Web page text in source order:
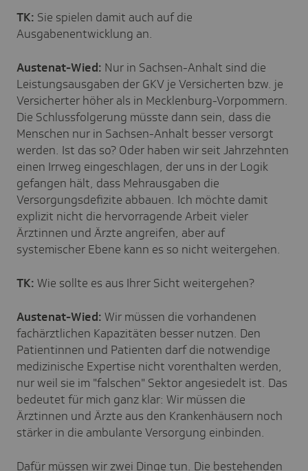
TK: Sie spielen damit auch auf die
Ausgabenentwicklung an.
Austenat-Wied: Nur in Sachsen-Anhalt sind die
Leistungsausgaben der GKV je Versicherten bzw. je
Versicherter höher als in Mecklenburg-Vorpommern.
Die Schlussfolgerung müsste dann sein, dass die
Menschen nur in Sachsen-Anhalt besser versorgt
werden. Ist das so? Oder haben wir seit Jahrzehnten
einen Irrweg eingeschlagen, der uns in der Logik
gefangen hält, dass Mehrausgaben die
Versorgungsdefizite abbauen. Ich möchte damit
explizit nicht die hervorragende Arbeit vieler
Ärztinnen und Ärzte angreifen, aber auf
systemischer Ebene kann es so nicht weitergehen.
TK: Wie sollte es aus Ihrer Sicht weitergehen?
Austenat-Wied: Wir müssen die vorhandenen
fachärztlichen Kapazitäten besser nutzen. Den
Patientinnen und Patienten darf die notwendige
medizinische Expertise nicht vorenthalten werden,
nur weil sie im "falschen" Sektor angesiedelt ist. Das
bedeutet für mich ganz klar: Wir müssen die
Ärztinnen und Ärzte aus den Krankenhäusern noch
stärker in die ambulante Versorgung einbinden.
Dafür müssen wir zwei Dinge tun. Die bestehenden